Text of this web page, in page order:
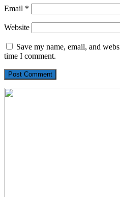
Email *
Website
Save my name, email, and
time I comment.